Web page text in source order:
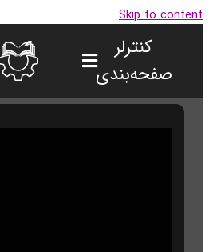
Skip to
کنترلر
صفحه‌بندی